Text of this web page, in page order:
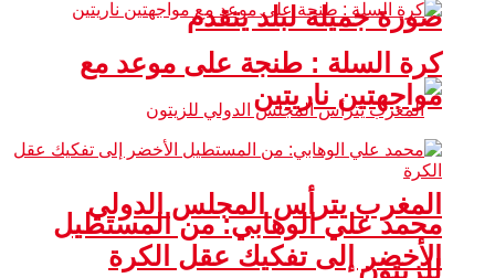
صورة جميلة لبلد يتقدم
المغرب يترأس المجلس الدولي
للزيتون
كرة السلة : طنجة على موعد مع
مواجهتين ناريتين
محمد علي الوهابي: من المستطيل
الأخضر إلى تفكيك عقل الكرة